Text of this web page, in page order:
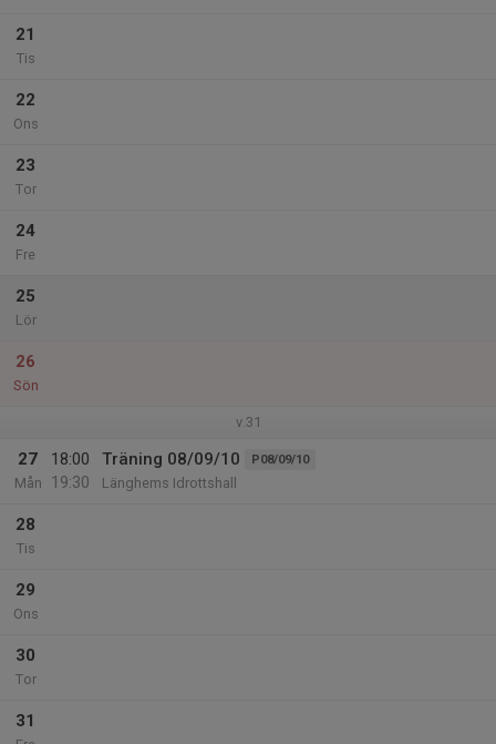
21
Tis
22
Ons
23
Tor
24
Fre
25
Lör
26
Sön
v.31
27
Mån
18:00
19:30
Träning 08/09/10 P08/09/10
Länghems Idrottshall
28
Tis
29
Ons
30
Tor
31